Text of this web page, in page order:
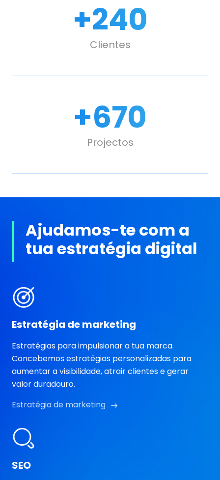
240
+
Clientes
670
+
Projectos
Ajudamos-te com a
tua estratégia digital
Estratégia de marketing
Estratégias para impulsionar a tua marca.
Concebemos estratégias personalizadas para
aumentar a visibilidade, atrair clientes e gerar
valor duradouro.
Estratégia de marketing
SEO